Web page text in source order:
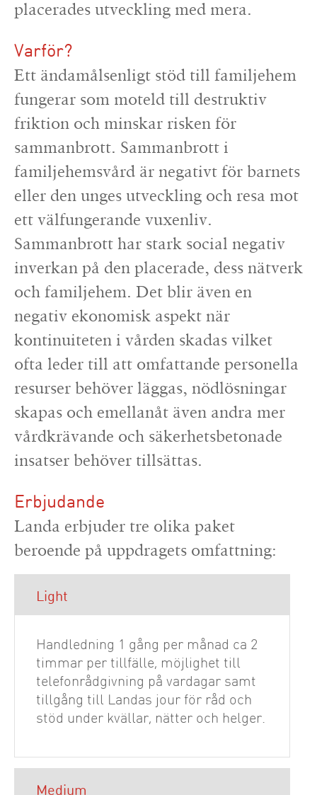
placerades utveckling med mera.
Varför?
Ett ändamålsenligt stöd till familjehem
fungerar som moteld till destruktiv
friktion och minskar risken för
sammanbrott. Sammanbrott i
familjehemsvård är negativt för barnets
eller den unges utveckling och resa mot
ett välfungerande vuxenliv.
Sammanbrott har stark social negativ
inverkan på den placerade, dess nätverk
och familjehem. Det blir även en
negativ ekonomisk aspekt när
kontinuiteten i vården skadas vilket
ofta leder till att omfattande personella
resurser behöver läggas, nödlösningar
skapas och emellanåt även andra mer
vårdkrävande och säkerhetsbetonade
insatser behöver tillsättas.
Erbjudande
Landa erbjuder tre olika paket
beroende på uppdragets omfattning:
Light
Handledning 1 gång per månad ca 2
timmar per tillfälle, möjlighet till
telefonrådgivning på vardagar samt
tillgång till Landas jour för råd och
stöd under kvällar, nätter och helger.
Medium